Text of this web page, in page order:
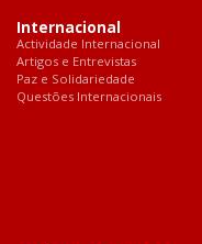
Internacional
Actividade Internacional
Artigos e Entrevistas
Paz e Solidariedade
Questões Internacionais